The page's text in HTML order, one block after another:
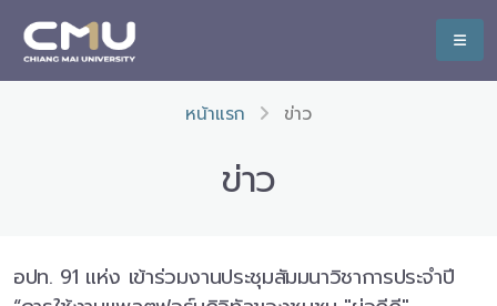
หน้าแรก ข่าว
ข่าว
อปท. 91 แห่ง เข้าร่วมงานประชุมสัมมนาวิชาการประจำปี